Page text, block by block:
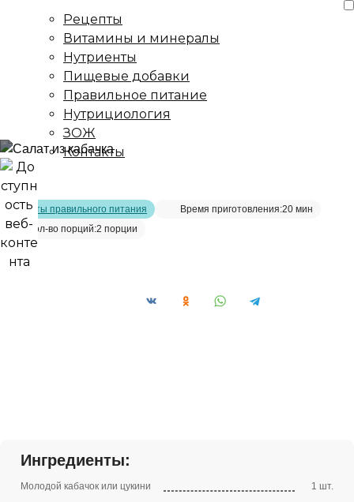
Рецепты
Витамины и минералы
Нутриенты
Пищевые добавки
Правильное питание
Нутрициология
ЗОЖ
Контакты
Главная страница
Рецепты правильного питания Время приготовления:20 мин
Кол-во порций:2 порции
Салат из кабачков__
Ингредиенты:
Молодой кабачок или цукини 1 шт.